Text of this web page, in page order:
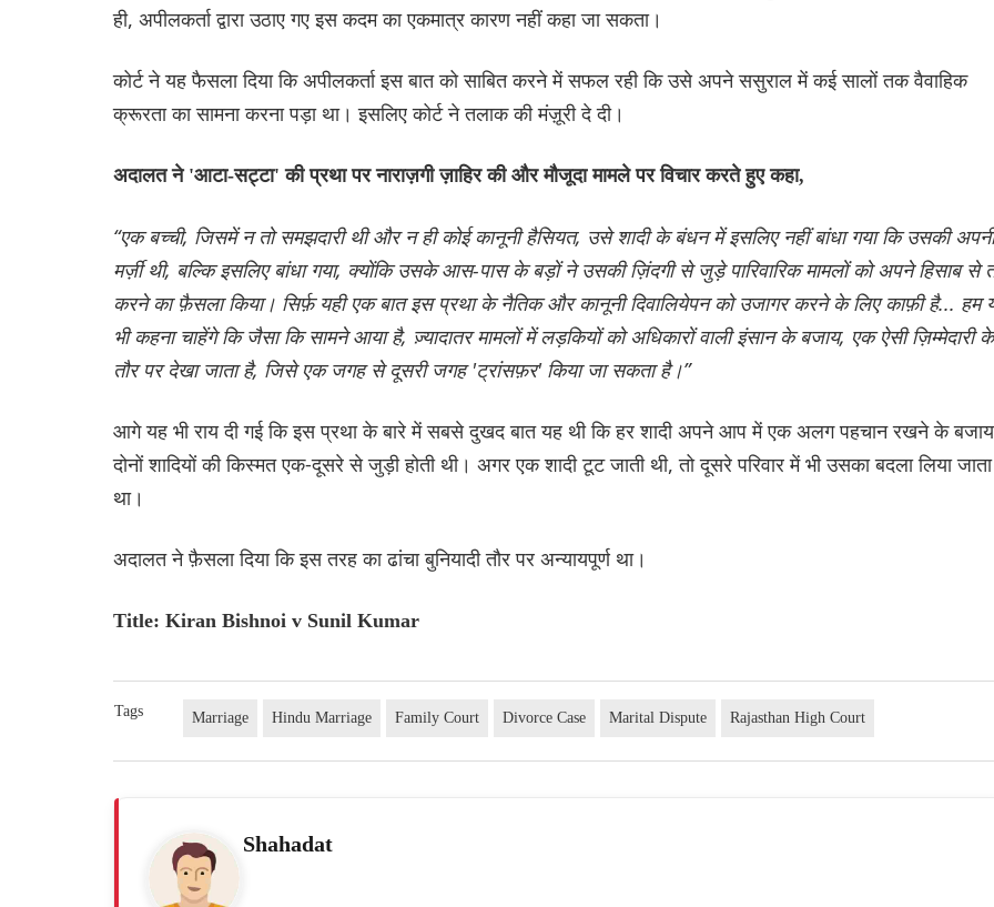
ही, अपीलकर्ता द्वारा उठाए गए इस कदम का एकमात्र कारण नहीं कहा जा सकता।
कोर्ट ने यह फैसला दिया कि अपीलकर्ता इस बात को साबित करने में सफल रही कि उसे अपने ससुराल में कई सालों तक वैवाहिक
क्रूरता का सामना करना पड़ा था। इसलिए कोर्ट ने तलाक की मंज़ूरी दे दी।
अदालत ने 'आटा-सट्टा' की प्रथा पर नाराज़गी ज़ाहिर की और मौजूदा मामले पर विचार करते हुए कहा,
“एक बच्ची, जिसमें न तो समझदारी थी और न ही कोई कानूनी हैसियत, उसे शादी के बंधन में इसलिए नहीं बांधा गया कि उसकी अपनी
मर्ज़ी थी, बल्कि इसलिए बांधा गया, क्योंकि उसके आस-पास के बड़ों ने उसकी ज़िंदगी से जुड़े पारिवारिक मामलों को अपने हिसाब से
करने का फ़ैसला किया। सिर्फ़ यही एक बात इस प्रथा के नैतिक और कानूनी दिवालियेपन को उजागर करने के लिए काफ़ी है... हम
भी कहना चाहेंगे कि जैसा कि सामने आया है, ज़्यादातर मामलों में लड़कियों को अधिकारों वाली इंसान के बजाय, एक ऐसी ज़िम्मेदारी के
तौर पर देखा जाता है, जिसे एक जगह से दूसरी जगह 'ट्रांसफ़र' किया जा सकता है।”
आगे यह भी राय दी गई कि इस प्रथा के बारे में सबसे दुखद बात यह थी कि हर शादी अपने आप में एक अलग पहचान रखने के बजाय
दोनों शादियों की किस्मत एक-दूसरे से जुड़ी होती थी। अगर एक शादी टूट जाती थी, तो दूसरे परिवार में भी उसका बदला लिया जाता
था।
अदालत ने फ़ैसला दिया कि इस तरह का ढांचा बुनियादी तौर पर अन्यायपूर्ण था।
Title: Kiran Bishnoi v Sunil Kumar
Tags Marriage Hindu Marriage Family Court Divorce Case Marital Dispute Rajasthan High Court
Shahadat